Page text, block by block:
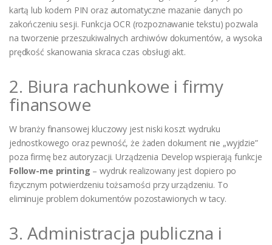
kartą lub kodem PIN oraz automatyczne mazanie danych po
zakończeniu sesji. Funkcja OCR (rozpoznawanie tekstu) pozwala
na tworzenie przeszukiwalnych archiwów dokumentów, a wysoka
prędkość skanowania skraca czas obsługi akt.
2. Biura rachunkowe i firmy
finansowe
W branży finansowej kluczowy jest niski koszt wydruku
jednostkowego oraz pewność, że żaden dokument nie „wyjdzie”
poza firmę bez autoryzacji. Urządzenia Develop wspierają funkcje
Follow-me printing – wydruk realizowany jest dopiero po
fizycznym potwierdzeniu tożsamości przy urządzeniu. To
eliminuje problem dokumentów pozostawionych w tacy.
3. Administracja publiczna i